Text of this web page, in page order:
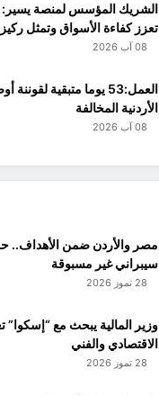
الشريك المؤسس لمنصة يسير:
تعزز كفاءة الأسواق وتمثل
08 آب 2026
العمل:53 يوما متبقية
الأردنية المخالفة
08 آب 2026
مصر والأردن ضمن
سيبراني غير مسبوقة
28 تموز 2026
وزير المالية يبحث مع “إسكوا”
الاقتصادي والفني
28 تموز 2026